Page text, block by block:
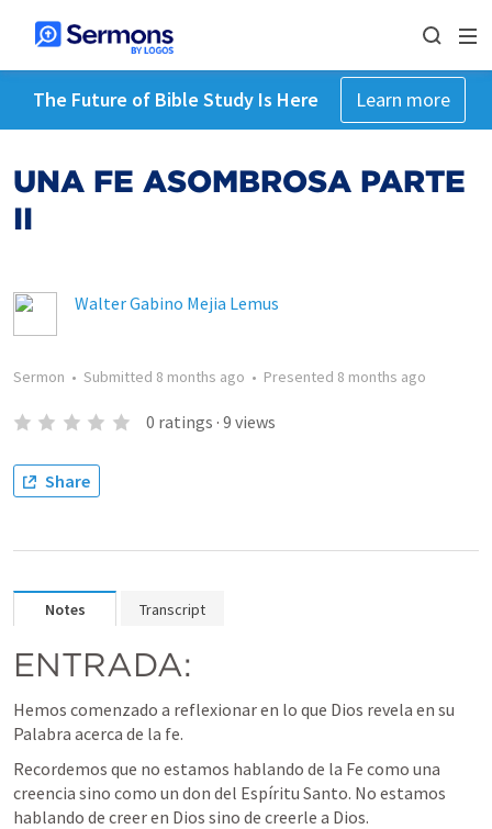
The Future of Bible Study Is Here Learn more
UNA FE ASOMBROSA PARTE
II
Walter Gabino Mejia Lemus
Sermon • Submitted 8 months ago • Presented 8 months ago
0 ratings · 9 views
Share
Notes Transcript
ENTRADA:
Hemos comenzado a reflexionar en lo que Dios revela en su
Palabra acerca de la fe.
Recordemos que no estamos hablando de la Fe como una
creencia sino como un don del Espíritu Santo. No estamos
hablando de creer en Dios sino de creerle a Dios.